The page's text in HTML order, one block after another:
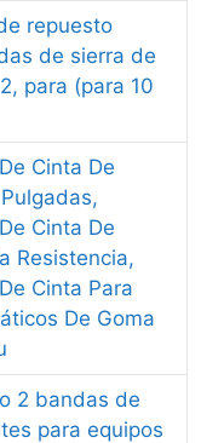
repuesto
de sierra de
para (para 10
Cinta De
Cinta De
Resistencia,
Cinta Para
De Goma
2 bandas de
para equipos